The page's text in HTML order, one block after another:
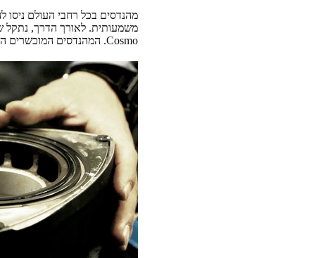
משמעותית. לאורך הדרך, נתקל
Cosmo. המהנדסים המוכשרים השיגו את הבלתי אפשרי והפכו לאגדה בזכות התמדה ללא פשרות, תשוקה וחדשנות.